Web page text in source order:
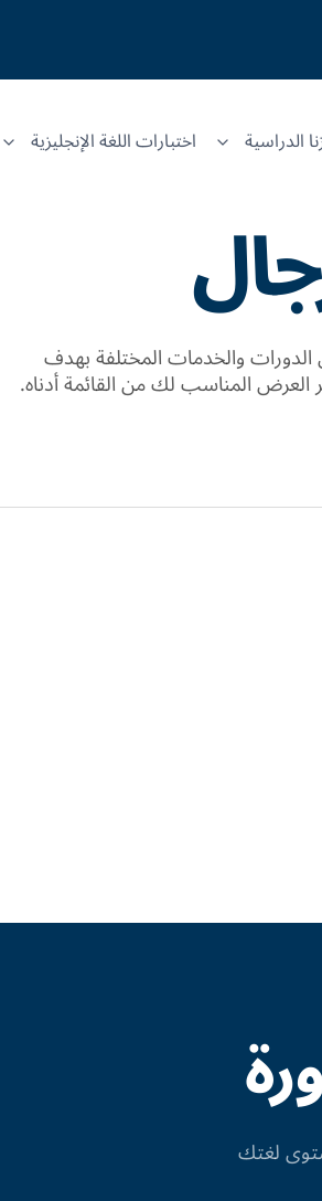
الدراسية اختبارات اللغة الإنجليزية
والخدمات المختلفة بهدف
العرض المناسب لك من القائمة أدناه.
لغتك